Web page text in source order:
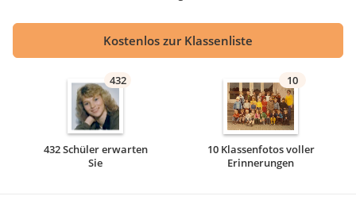
Kostenlos zur Klassenliste
432
432 Schüler erwarten
Sie
10
10 Klassenfotos voller
Erinnerungen